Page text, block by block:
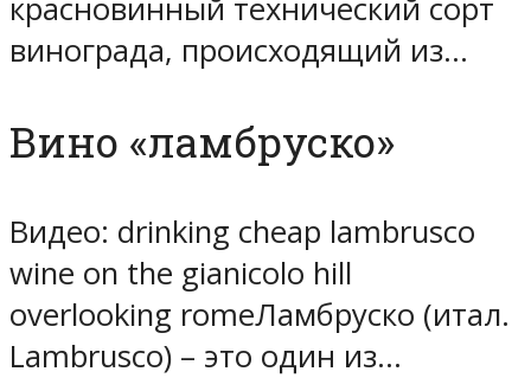
красновинный технический сорт
винограда, происходящий из…
Вино «ламбруско»
Видео: drinking cheap lambrusco
wine on the gianicolo hill
overlooking romeЛамбруско (итал.
Lambrusco) – это один из…